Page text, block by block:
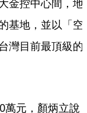
金控中心間，地
基地，並以「空
灣目前最頂級的
萬元，顏炳立說